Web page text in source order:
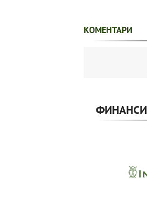
КОМЕНТАРИ
ФИНАНСИ